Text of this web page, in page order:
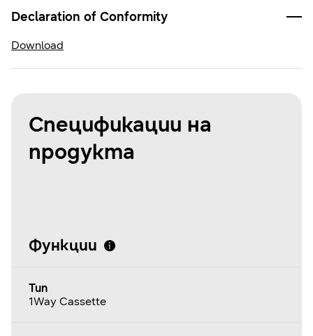
Declaration of Conformity
Download
Спецификации на
продукта
Функции
Тип
1Way Cassette